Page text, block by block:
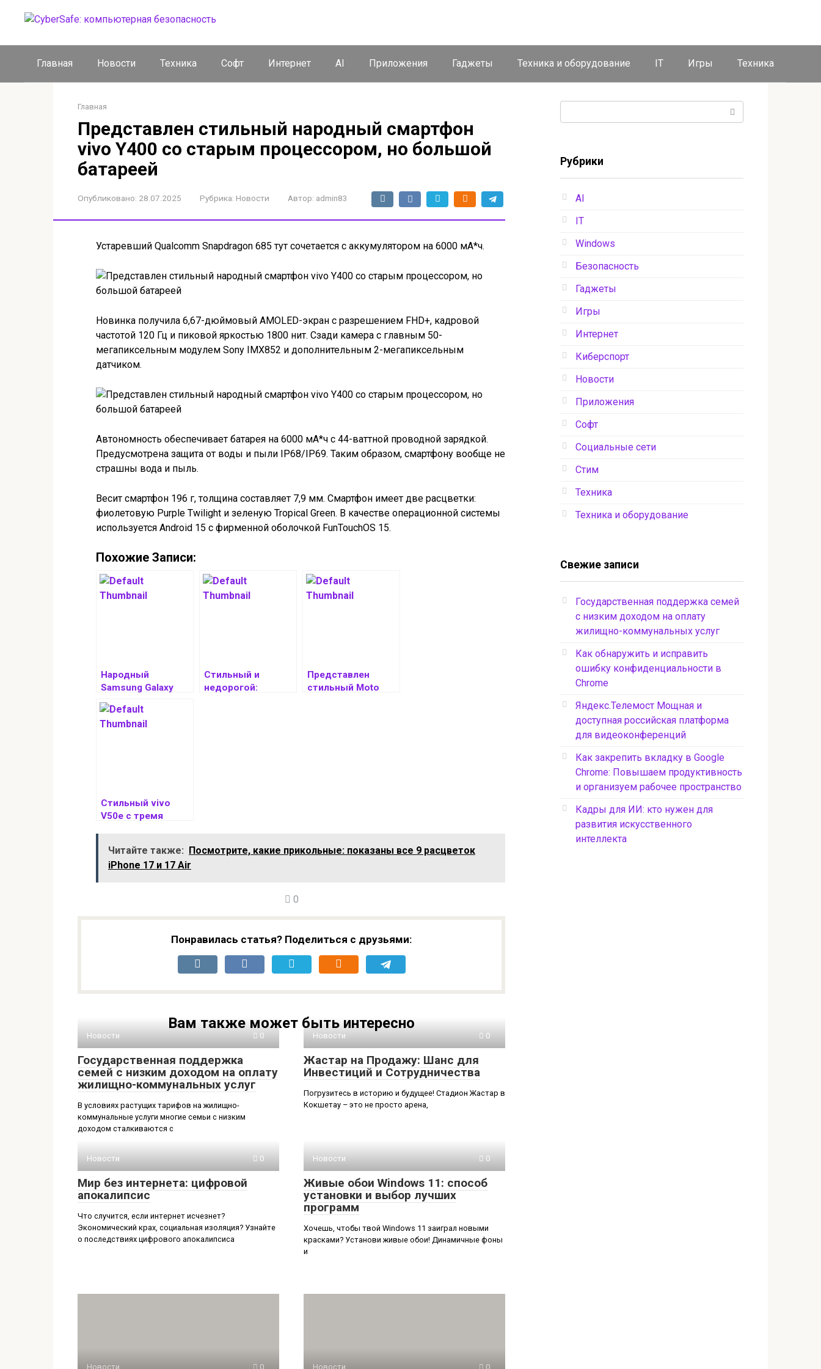
Главная Новости Техника Софт Интернет AI Приложения Гаджеты Техника и оборудование IT Игры Техника
Главная
Представлен стильный народный смартфон
vivo Y400 со старым процессором, но большой
батареей
Опубликовано: 28.07.2025 Рубрика: Новости Автор: admin83
Устаревший Qualcomm Snapdragon 685 тут сочетается с аккумулятором на 6000 мА*ч.
Новинка получила 6,67-дюймовый AMOLED-экран с разрешением FHD+, кадровой
частотой 120 Гц и пиковой яркостью 1800 нит. Сзади камера с главным 50-
мегапиксельным модулем Sony IMX852 и дополнительным 2-мегапиксельным
датчиком.
Автономность обеспечивает батарея на 6000 мА*ч с 44-ваттной проводной зарядкой.
Предусмотрена защита от воды и пыли IP68/IP69. Таким образом, смартфону вообще не
страшны вода и пыль.
Весит смартфон 196 г, толщина составляет 7,9 мм. Смартфон имеет две расцветки:
фиолетовую Purple Twilight и зеленую Tropical Green. В качестве операционной системы
используется Android 15 с фирменной оболочкой FunTouchOS 15.
Похожие Записи:
Народный
Samsung Galaxy
S25 FE со старым
процессором
выйдет осенью
Стильный и
недорогой:
Представлен
стильный Moto
Стильный vivo
V50e с тремя
официально
Читайте также: Посмотрите, какие прикольные: показаны все 9 расцветок
iPhone 17 и 17 Air
0
Понравилась статья? Поделиться с друзьями:
Вам также может быть интересно
Новости 0
Государственная поддержка
семей с низким доходом на оплату
жилищно-коммунальных услуг
В условиях растущих тарифов на жилищно-
коммунальные услуги многие семьи с низким
доходом сталкиваются с
Новости 0
Жастар на Продажу: Шанс для
Инвестиций и Сотрудничества
Погрузитесь в историю и будущее! Стадион Жастар в
Кокшетау – это не просто арена,
Новости 0
Мир без интернета: цифровой
апокалипсис
Что случится, если интернет исчезнет?
Экономический крах, социальная изоляция? Узнайте
о последствиях цифрового апокалипсиса
Новости 0
Живые обои Windows 11: способ
установки и выбор лучших
программ
Хочешь, чтобы твой Windows 11 заиграл новыми
красками? Установи живые обои! Динамичные фоны
и
Новости 0 Новости 0
Рубрики
AI
IT
Windows
Безопасность
Гаджеты
Игры
Интернет
Киберспорт
Новости
Приложения
Софт
Социальные сети
Стим
Техника
Техника и оборудование
Свежие записи
Государственная поддержка семей
с низким доходом на оплату
жилищно-коммунальных услуг
Как обнаружить и исправить
ошибку конфиденциальности в
Chrome
Яндекс.Телемост Мощная и
доступная российская платформа
для видеоконференций
Как закрепить вкладку в Google
Chrome: Повышаем продуктивность
и организуем рабочее пространство
Кадры для ИИ: кто нужен для
развития искусственного
интеллекта